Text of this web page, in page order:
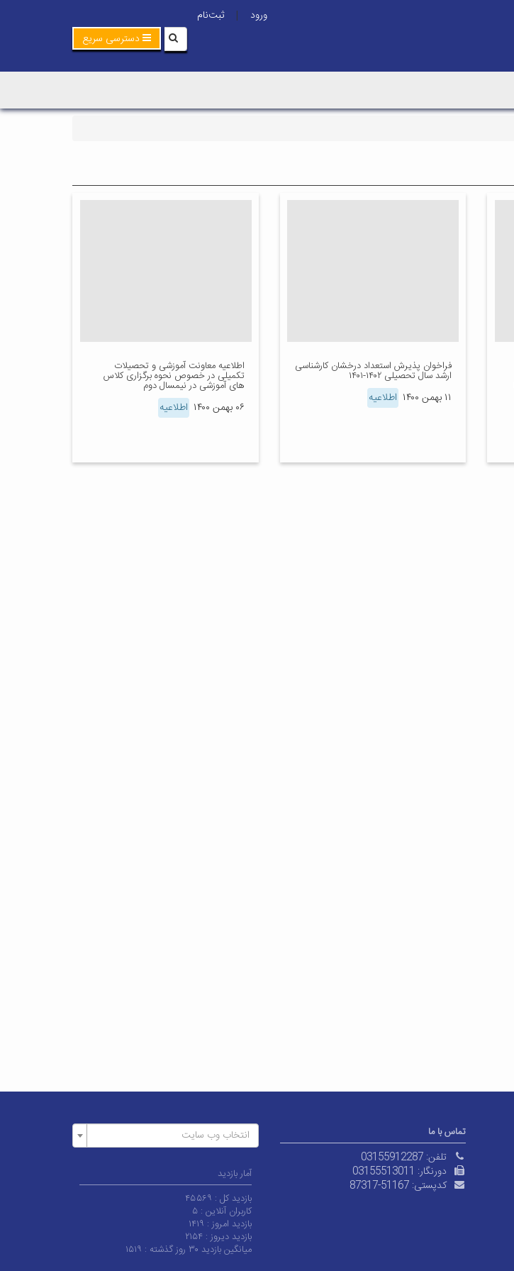
ورود |
ثبت‌نام
دسترسی سریع
فراخوان پذیرش استعداد درخشان کارشناسی
ارشد سال تحصیلی ۱۴۰۲-۱۴۰۱
۱۱ بهمن ۱۴۰۰ اطلاعیه
اطلاعیه معاونت آموزشی و تحصیلات
تکمیلی در خصوص نحوه برگزاری کلاس
های آموزشی در نیمسال دوم
۰۶ بهمن ۱۴۰۰ اطلاعیه
تماس با ما
تلفن: 03155912287
دورنگار: 03155513011
کدپستی: 87317-51167
انتخاب وب سایت
آمار بازدید
بازدید کل : ۴۵۵۶۹
کاربران آنلاین :۵
بازدید امروز : ۱۴۱۹
بازدید دیروز : ۲۱۵۴
میانگین بازدید ۳۰ روز گذشته :
۱۵۱۹